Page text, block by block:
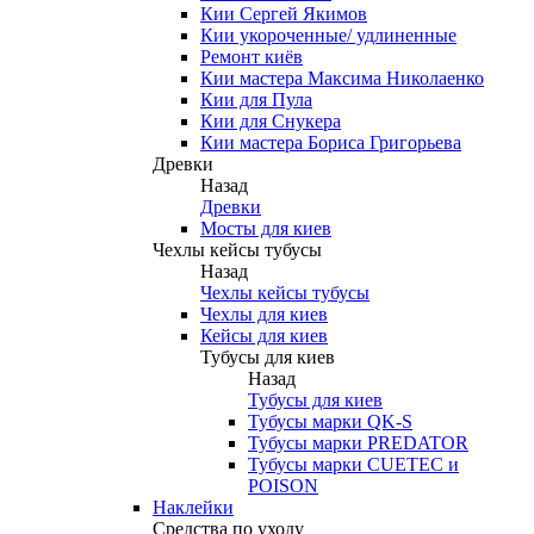
Кии Сергей Якимов
Кии укороченные/ удлиненные
Ремонт киёв
Кии мастера Максима Николаенко
Кии для Пула
Кии для Снукера
Кии мастера Бориса Григорьева
Древки
Назад
Древки
Мосты для киев
Чехлы кейсы тубусы
Назад
Чехлы кейсы тубусы
Чехлы для киев
Кейсы для киев
Тубусы для киев
Назад
Тубусы для киев
Тубусы марки QK-S
Тубусы марки PREDATOR
Тубусы марки CUETEC и
POISON
Наклейки
Средства по уходу